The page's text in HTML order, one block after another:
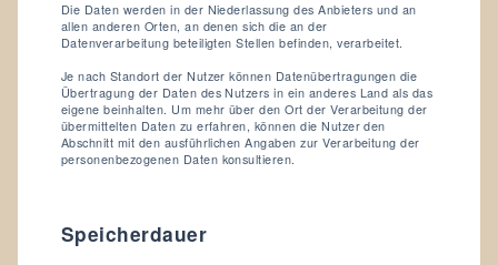
Die Daten werden in der Niederlassung des Anbieters und an
allen anderen Orten, an denen sich die an der
Datenverarbeitung beteiligten Stellen befinden, verarbeitet.
Je nach Standort der Nutzer können Datenübertragungen die
Übertragung der Daten des Nutzers in ein anderes Land als das
eigene beinhalten. Um mehr über den Ort der Verarbeitung der
übermittelten Daten zu erfahren, können die Nutzer den
Abschnitt mit den ausführlichen Angaben zur Verarbeitung der
personenbezogenen Daten konsultieren.
Speicherdauer